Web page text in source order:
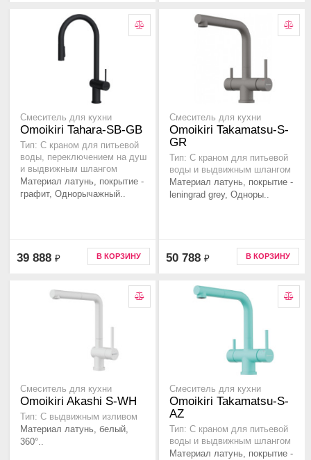
Смеситель для кухни
Omoikiri Tahara-SB-GB
Тип: С краном для питьевой
воды, переключением на душ
и выдвижным шлангом
Материал латунь, покрытие -
графит, Однорычажный..
39 888 ₽ В КОРЗИНУ
Смеситель для кухни
Omoikiri Takamatsu-S-
GR
Тип: С краном для питьевой
воды и выдвижным шлангом
Материал латунь, покрытие -
leningrad grey, Одноры..
50 788 ₽ В КОРЗИНУ
Смеситель для кухни
Omoikiri Akashi S-WH
Тип: С выдвижным изливом
Материал латунь, белый,
360°..
Смеситель для кухни
Omoikiri Takamatsu-S-
AZ
Тип: С краном для питьевой
воды и выдвижным шлангом
Материал латунь, покрытие -